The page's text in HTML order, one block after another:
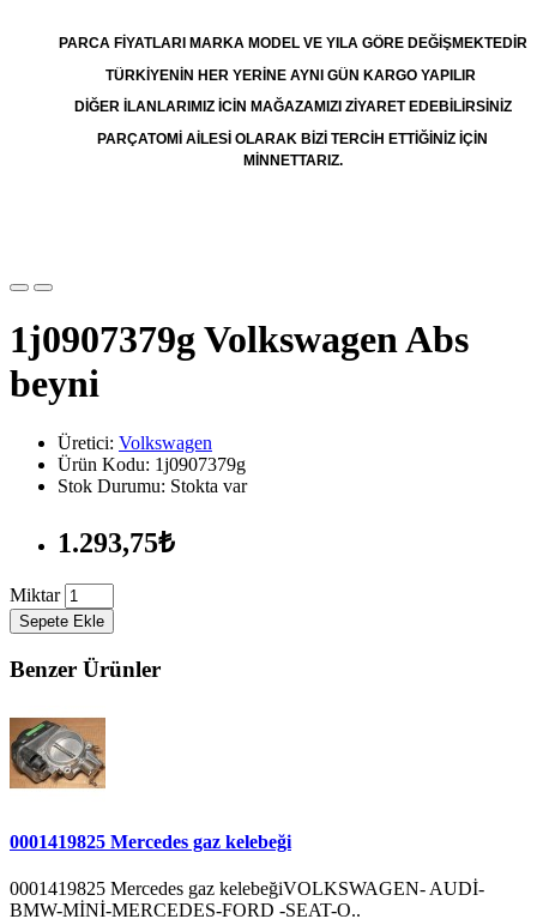
PARCA FİYATLARI MARKA MODEL VE YILA GÖRE DEĞİŞMEKTEDİR
TÜRKİYENİN HER YERİNE AYNI GÜN KARGO YAPILIR
DİĞER İLANLARIMIZ İCİN MAĞAZAMIZI ZİYARET EDEBİLİRSİNİZ
PARÇATOMİ AİLESİ OLARAK BİZİ TERCİH ETTİĞİNİZ İÇİN
MİNNETTARIZ.
1j0907379g Volkswagen Abs
beyni
Üretici: Volkswagen
Ürün Kodu: 1j0907379g
Stok Durumu: Stokta var
1.293,75₺
Miktar
Sepete Ekle
Benzer Ürünler
0001419825 Mercedes gaz kelebeği
0001419825 Mercedes gaz kelebeğiVOLKSWAGEN- AUDİ-
BMW-MİNİ-MERCEDES-FORD -SEAT-O..